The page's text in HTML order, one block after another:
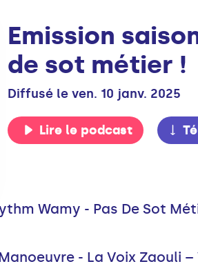
Emission
de sot métier !
Diffusé le ven. 10 janv. 2025
Lire le podcast
Wamy - Pas De Sot
- La Voix Zaouli